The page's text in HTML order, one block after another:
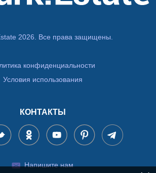
2026. Все права защищены.
конфиденциальности
Условия использования
КОНТАКТЫ
Напишите нам